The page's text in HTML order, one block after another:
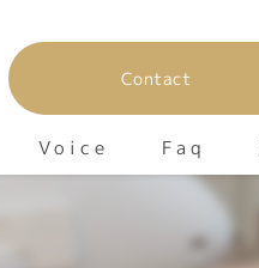
Contact
Voice Faq